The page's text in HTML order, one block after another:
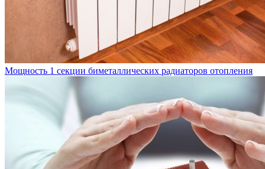
Мощность 1 секции биметаллических радиаторов отопления